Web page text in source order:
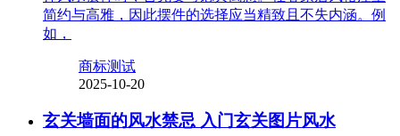
简约与高雅，因此摆件的选择应当精致且不失内涵。例
如，
商标测试
2025-10-20
玄关墙面的风水禁忌 入门玄关图片风水